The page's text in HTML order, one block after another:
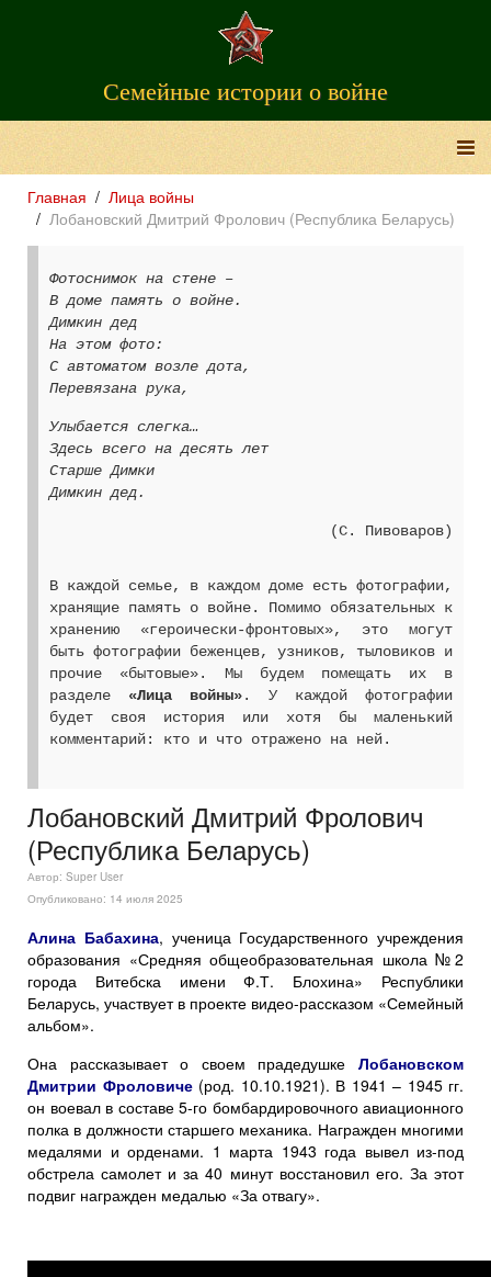
Семейные истории о войне
Главная
Лица войны
Лобановский Дмитрий Фролович (Республика Беларусь)
Фотоснимок на стене –
В доме память о войне.
Димкин дед
На этом фото:
С автоматом возле дота,
Перевязана рука,
Улыбается слегка…
Здесь всего на десять лет
Старше Димки
Димкин дед.
(С. Пивоваров)
В каждой семье, в каждом доме есть фотографии,
хранящие память о войне. Помимо обязательных к
хранению «героически-фронтовых», это могут
быть фотографии беженцев, узников, тыловиков и
прочие «бытовые». Мы будем помещать их в
разделе «Лица войны». У каждой фотографии
будет своя история или хотя бы маленький
комментарий: кто и что отражено на ней.
Лобановский Дмитрий Фролович
(Республика Беларусь)
Автор: Super User
Опубликовано: 14 июля 2025
Алина Бабахина, ученица Государственного учреждения
образования «Средняя общеобразовательная школа №2
города Витебска имени Ф.Т. Блохина» Республики
Беларусь, участвует в проекте видео-рассказом «Семейный
альбом».
Она рассказывает о своем прадедушке Лобановском
Дмитрии Фроловиче(род. 10.10.1921). В 1941 – 1945 гг.
он воевал в составе 5-го бомбардировочного авиационного
полка в должности старшего механика. Награжден многими
медалями и орденами. 1 марта 1943 года вывел из-под
обстрела самолет и за 40 минут восстановил его. За этот
подвиг награжден медалью «За отвагу».